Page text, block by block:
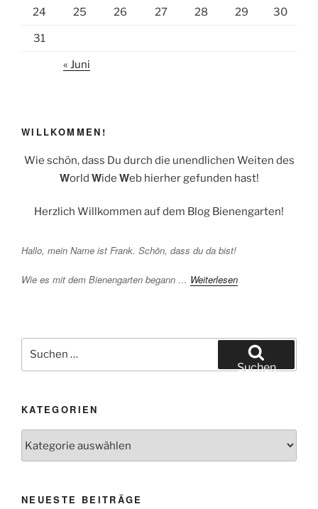
24 25 26 27 28 29 30
31
« Juni
WILLKOMMEN!
Wie schön, dass Du durch die unendlichen Weiten des
World Wide Web hierher gefunden hast!
Herzlich Willkommen auf dem Blog Bienengarten!
Hallo, mein Name ist Frank. Schön, dass du da bist!
Wie es mit dem Bienengarten begann … Weiterlesen
Suchen
nach:
Suchen
KATEGORIEN
Kategorien
NEUESTE BEITRÄGE